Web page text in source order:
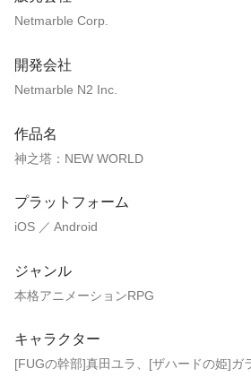
Netmarble Corp.
開発会社
Netmarble N2 Inc.
作品名
神之塔：NEW WORLD
プラットフォーム
iOS ／ Android
ジャンル
本格アニメーションRPG
キャラクター
[FUGの幹部]真田ユラ、[ザハードの姫]ガ